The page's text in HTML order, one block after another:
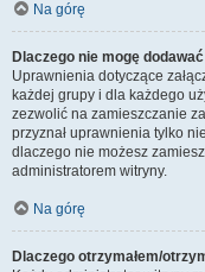
Na górę
Dlaczego nie mogę
Uprawnienia dotyczące
każdej grupy i dla każdego
zezwolić na zamieszczanie
przyznał uprawnienia tylko
dlaczego nie możesz
administratorem witryny.
Na górę
Dlaczego otrzymałem/